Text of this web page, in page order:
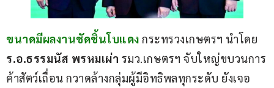
ขนาดมีผลงานชัดชิ้นโบแดง กระทรวงเกษตรฯ นำโดย
ร.อ.ธรรมนัส พรหมเผ่า รมว.เกษตรฯ จับใหญ่ขบวนการ
ค้าสัตว์เถื่อน กวาดล้างกลุ่มผู้มีอิทธิพลทุกระดับ ยังเจอ